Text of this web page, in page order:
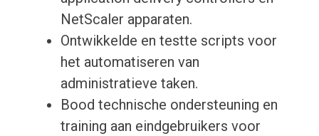
NetScaler apparaten.
Ontwikkelde en testte scripts voor
het automatiseren van
administratieve taken.
Bood technische ondersteuning en
training aan eindgebruikers voor